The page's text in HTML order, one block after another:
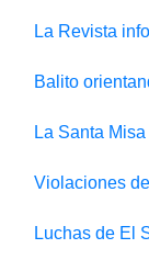
La Revista
Balito
La Santa Misa
Violaciones
Luchas de El